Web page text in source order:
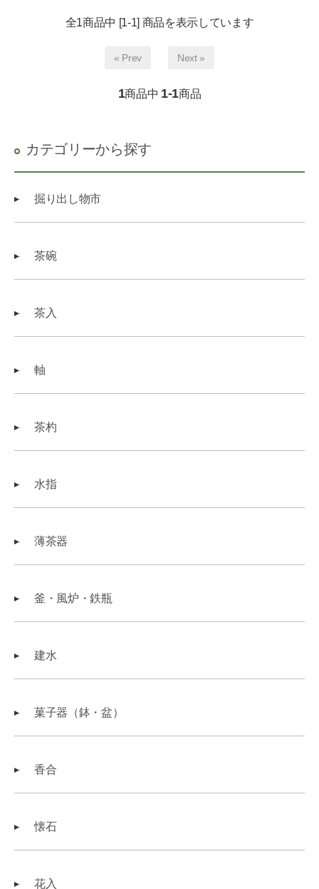
全1商品中 [1-1] 商品を表示しています
« Prev Next »
1商品中 1-1商品
カテゴリーから探す
掘り出し物市
茶碗
茶入
軸
茶杓
水指
薄茶器
釜・風炉・鉄瓶
建水
菓子器（鉢・盆）
香合
懐石
花入